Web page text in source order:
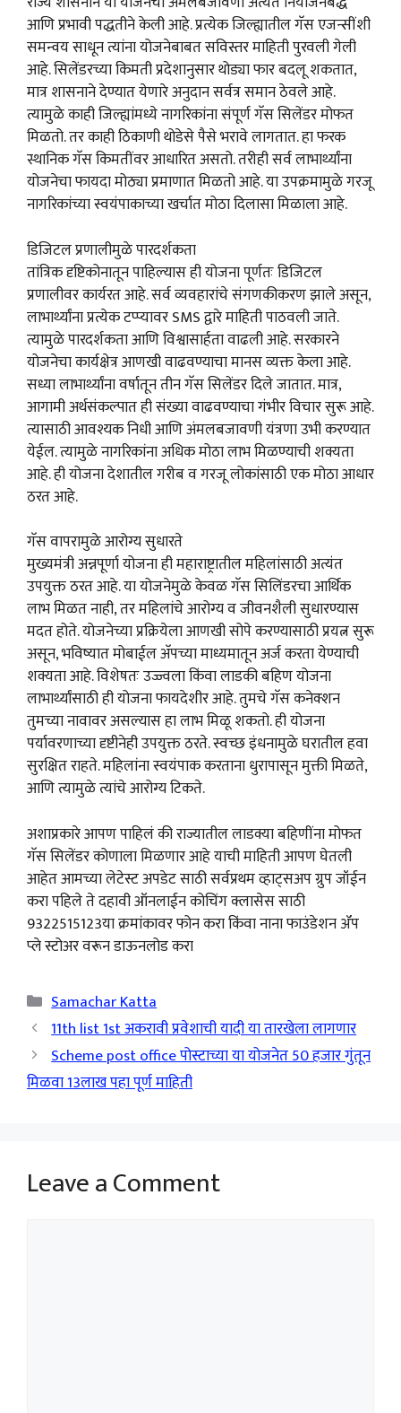
आणि प्रभावी पद्धतीने केली आहे. प्रत्येक जिल्ह्यातील गॅस एजन्सींशी
समन्वय साधून त्यांना योजनेबाबत सविस्तर माहिती पुरवली गेली
आहे. सिलेंडरच्या किमती प्रदेशानुसार थोड्या फार बदलू शकतात,
मात्र शासनाने देण्यात येणारे अनुदान सर्वत्र समान ठेवले आहे.
त्यामुळे काही जिल्ह्यांमध्ये नागरिकांना संपूर्ण गॅस सिलेंडर मोफत
मिळतो. तर काही ठिकाणी थोडेसे पैसे भरावे लागतात. हा फरक
स्थानिक गॅस किमतींवर आधारित असतो. तरीही सर्व लाभार्थ्यांना
योजनेचा फायदा मोठ्या प्रमाणात मिळतो आहे. या उपक्रमामुळे गरजू
नागरिकांच्या स्वयंपाकाच्या खर्चात मोठा दिलासा मिळाला आहे.
डिजिटल प्रणालीमुळे पारदर्शकता
तांत्रिक दृष्टिकोनातून पाहिल्यास ही योजना पूर्णतः डिजिटल
प्रणालीवर कार्यरत आहे. सर्व व्यवहारांचे संगणकीकरण झाले असून,
लाभार्थ्यांना प्रत्येक टप्प्यावर SMS द्वारे माहिती पाठवली जाते.
त्यामुळे पारदर्शकता आणि विश्वासार्हता वाढली आहे. सरकारने
योजनेचा कार्यक्षेत्र आणखी वाढवण्याचा मानस व्यक्त केला आहे.
सध्या लाभार्थ्यांना वर्षातून तीन गॅस सिलेंडर दिले जातात. मात्र,
आगामी अर्थसंकल्पात ही संख्या वाढवण्याचा गंभीर विचार सुरू आहे.
त्यासाठी आवश्यक निधी आणि अंमलबजावणी यंत्रणा उभी करण्यात
येईल. त्यामुळे नागरिकांना अधिक मोठा लाभ मिळण्याची शक्यता
आहे. ही योजना देशातील गरीब व गरजू लोकांसाठी एक मोठा आधार
ठरत आहे.
गॅस वापरामुळे आरोग्य सुधारते
मुख्यमंत्री अन्नपूर्णा योजना ही महाराष्ट्रातील महिलांसाठी अत्यंत
उपयुक्त ठरत आहे. या योजनेमुळे केवळ गॅस सिलिंडरचा आर्थिक
लाभ मिळत नाही, तर महिलांचे आरोग्य व जीवनशैली सुधारण्यास
मदत होते. योजनेच्या प्रक्रियेला आणखी सोपे करण्यासाठी प्रयत्न सुरू
असून, भविष्यात मोबाईल अ‍ॅपच्या माध्यमातून अर्ज करता येण्याची
शक्यता आहे. विशेषतः उज्ज्वला किंवा लाडकी बहिण योजना
लाभार्थ्यांसाठी ही योजना फायदेशीर आहे. तुमचे गॅस कनेक्शन
तुमच्या नावावर असल्यास हा लाभ मिळू शकतो. ही योजना
पर्यावरणाच्या दृष्टीनेही उपयुक्त ठरते. स्वच्छ इंधनामुळे घरातील हवा
सुरक्षित राहते. महिलांना स्वयंपाक करताना धुरापासून मुक्ती मिळते,
आणि त्यामुळे त्यांचे आरोग्य टिकते.
अशाप्रकारे आपण पाहिलं की राज्यातील लाडक्या बहिणींना मोफत
गॅस सिलेंडर कोणाला मिळणार आहे याची माहिती आपण घेतली
आहेत आमच्या लेटेस्ट अपडेट साठी सर्वप्रथम व्हाट्सअप ग्रुप जॉईन
करा पहिले ते दहावी ऑनलाईन कोचिंग क्लासेस साठी
9322515123या क्रमांकावर फोन करा किंवा नाना फाउंडेशन ॲप
प्ले स्टोअर वरून डाऊनलोड करा
Categories
Samachar Katta
11th list 1st अकरावी प्रवेशाची यादी या तारखेला लागणार
Scheme post office पोस्टाच्या या योजनेत 50 हजार गुंतून
मिळवा 13लाख पहा पूर्ण माहिती
Leave a Comment